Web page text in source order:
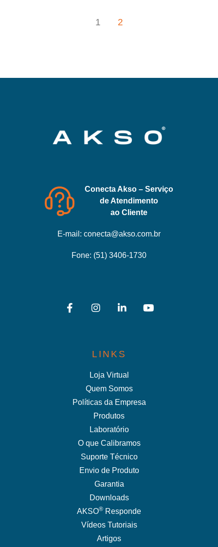
1 2
Conecta Akso – Serviço
de Atendimento
ao Cliente
E-mail: conecta@akso.com.br
Fone: (51) 3406-1730
LINKS
Loja Virtual
Quem Somos
Políticas da Empresa
Produtos
Laboratório
O que Calibramos
Suporte Técnico
Envio de Produto
Garantia
Downloads
AKSO® Responde
Vídeos Tutoriais
Artigos